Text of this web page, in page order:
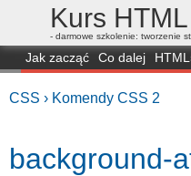
Kurs
- darmowe szkolenie: tworzenie
Jak zacząć Co dalej
CSS › Komendy CSS 2
background-